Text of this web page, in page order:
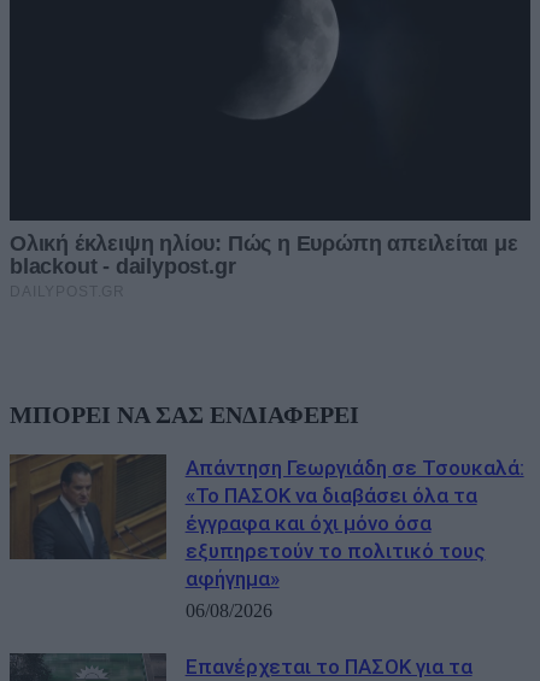
ΜΠΟΡΕΙ ΝΑ ΣΑΣ ΕΝΔΙΑΦΕΡΕΙ
Απάντηση Γεωργιάδη σε Τσουκαλά:
«Το ΠΑΣΟΚ να διαβάσει όλα τα
έγγραφα και όχι μόνο όσα
εξυπηρετούν το πολιτικό τους
αφήγημα»
06/08/2026
Επανέρχεται το ΠΑΣΟΚ για τα